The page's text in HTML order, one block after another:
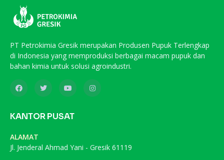
PT Petrokimia Gresik merupakan Produsen Pupuk Terlengkap
di Indonesia yang memproduksi berbagai macam pupuk dan
bahan kimia untuk solusi agroindustri.
KANTOR PUSAT
ALAMAT
Jl. Jenderal Ahmad Yani - Gresik 61119